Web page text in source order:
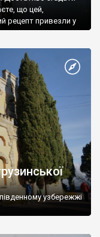
що цей,
рецепт привезли у
узбережжі